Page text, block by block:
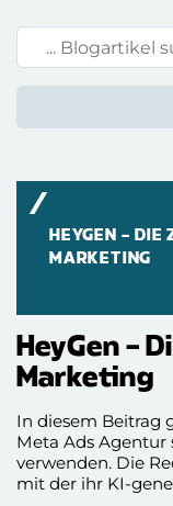
HEYGEN –
MARKETING
HeyGen –
Marketing
In diesem Beitrag
Meta Ads Agentur
verwenden. Die
mit der ihr KI-